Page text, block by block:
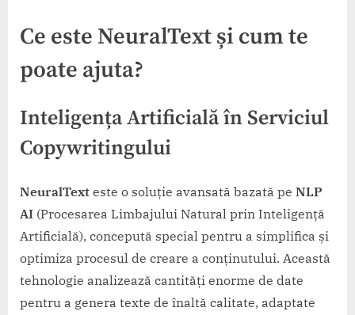
Ce este NeuralText și cum te
poate ajuta?
Inteligența Artificială în Serviciul
Copywritingului
NeuralText este o soluție avansată bazată pe NLP
AI (Procesarea Limbajului Natural prin Inteligență
Artificială), concepută special pentru a simplifica și
optimiza procesul de creare a conținutului. Această
tehnologie analizează cantități enorme de date
pentru a genera texte de înaltă calitate, adaptate